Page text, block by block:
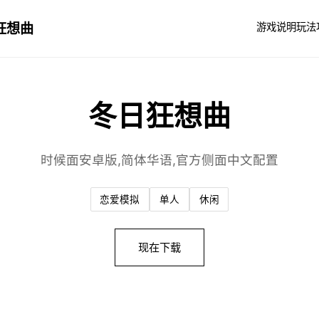
想曲 游戏说明玩法
冬日狂想曲
时候面安卓版,简体华语,官方侧面中文配置
恋爱模拟 单人 休闲
现在下载